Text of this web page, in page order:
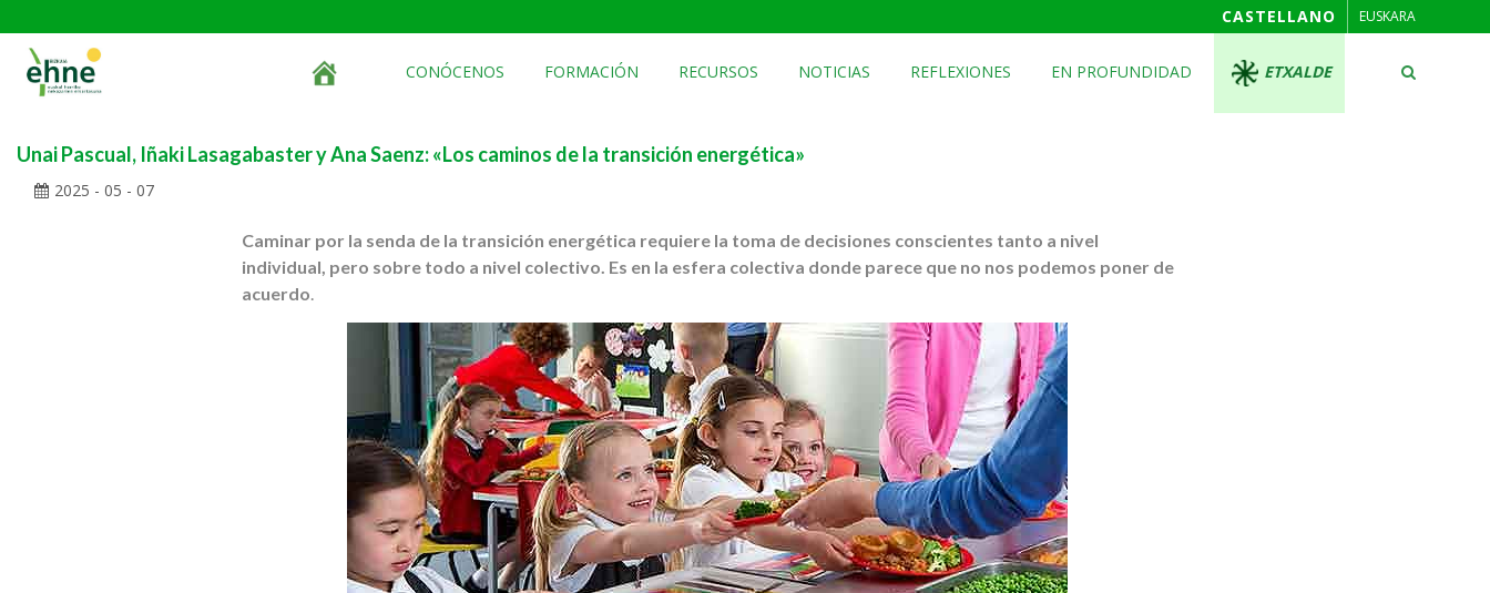
CASTELLANO EUSKARA
CONÓCENOS FORMACIÓN RECURSOS NOTICIAS REFLEXIONES EN PROFUNDIDAD ETXALDE
Unai Pascual, Iñaki Lasagabaster y Ana Saenz: «Los caminos de la transición energética»
2025 - 05 - 07
Caminar por la senda de la transición energética requiere la toma de decisiones conscientes tanto a nivel
individual, pero sobre todo a nivel colectivo. Es en la esfera colectiva donde parece que no nos podemos poner de
acuerdo.